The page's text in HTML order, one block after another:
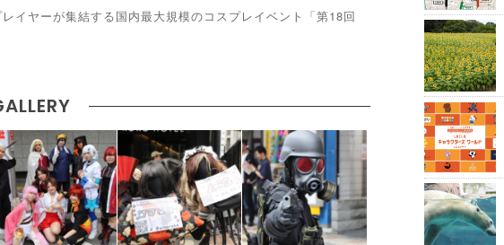
イヤーが集結する国内最大規模のコスプレイベント「第18回